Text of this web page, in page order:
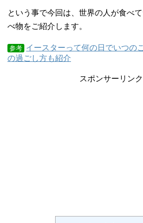
という事で今回は、世界の人が食べ
べ物をご紹介します。
参考 イースターって何の日でいつの
の過ごし方も紹介
スポンサーリンク